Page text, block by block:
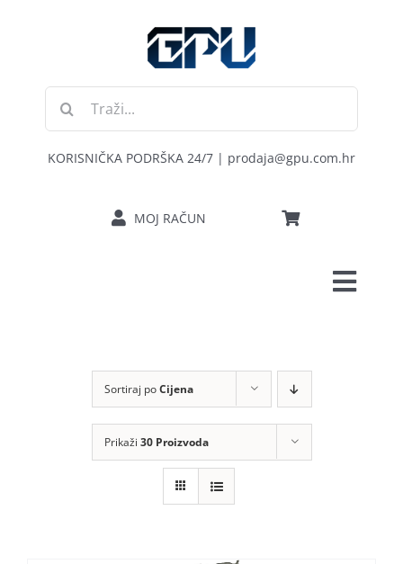
Traži...
KORISNIČKA PODRŠKA 24/7 | prodaja@gpu.com.hr
MOJ RAČUN
RAČUNALA
KOMPONENTE
Sortiraj poCijena
Prikaži 30 Proizvoda